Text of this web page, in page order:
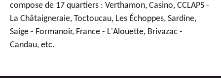
compose de 17 quartiers : Verthamon, Casino, CCLAPS -
La Châtaigneraie, Toctoucau, Les Échoppes, Sardine,
Saige - Formanoir, France - L'Alouette, Brivazac -
Candau, etc.